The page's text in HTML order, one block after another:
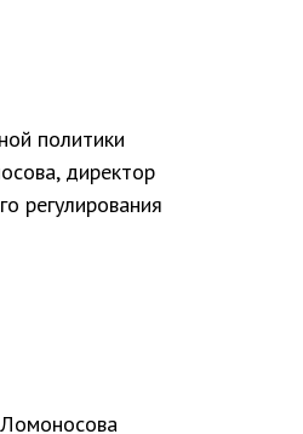
политики
директор
регулирования